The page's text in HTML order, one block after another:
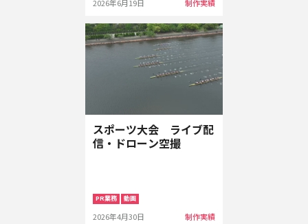
2026年6月19日 制作実績
スポーツ大会 ライブ配
信・ドローン空撮
PR業務 動画
2026年4月30日 制作実績